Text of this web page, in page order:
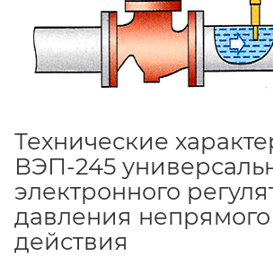
Технические
ВЭП-245
электронного
давления непрямого
действия